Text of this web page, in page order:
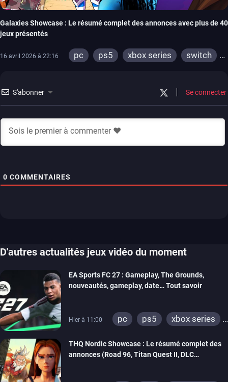
Galaxies Showcase : Le résumé complet des annonces avec plus de 40
jeux présentés
16 avril 2026 à 22:16 pc ps5 xbox series
switch
S'abonner Se connecter
0 COMMENTAIRES
D'autres actualités jeux vidéo du moment
EA Sports FC 27 : Gameplay, The Grounds,
nouveautés, gameplay, date… Tout savoir
Hier à 11:00 pc ps5
xbox series
THQ Nordic Showcase : Le résumé complet des
annonces (Road 96, Titan Quest II, DLC